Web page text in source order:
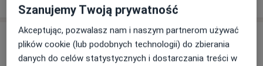
Usługi i ceny
Konsultacja urologiczna
Szanujemy Twoją prywatność
Akceptując, pozwalasz nam i naszym partnerom używać
plików cookie (lub podobnych technologii) do zbierania
danych do celów statystycznych i dostarczania treści w